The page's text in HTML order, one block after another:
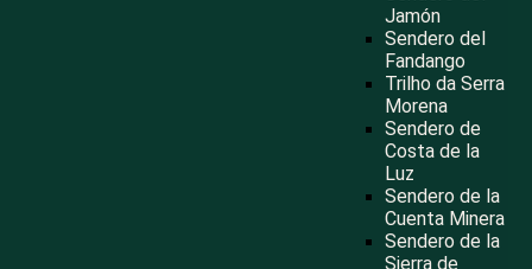
Jamón
Sendero del
Fandango
Trilho da Serra
Morena
Sendero de
Costa de la
Luz
Sendero de la
Cuenta Minera
Sendero de la
Sierra de